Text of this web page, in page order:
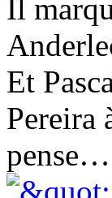
Il
Et
Pereira